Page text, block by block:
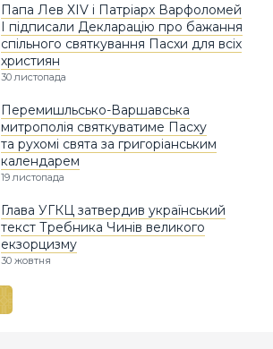
Папа Лев ХIV і Патріарх Варфоломей
І підписали Декларацію про бажання
спільного святкування Пасхи для всіх
християн
30 листопада
Перемишльсько-Варшавська
митрополія святкуватиме Пасху
та рухомі свята за григоріанським
календарем
19 листопада
Глава УГКЦ затвердив український
текст Требника Чинів великого
екзорцизму
30 жовтня